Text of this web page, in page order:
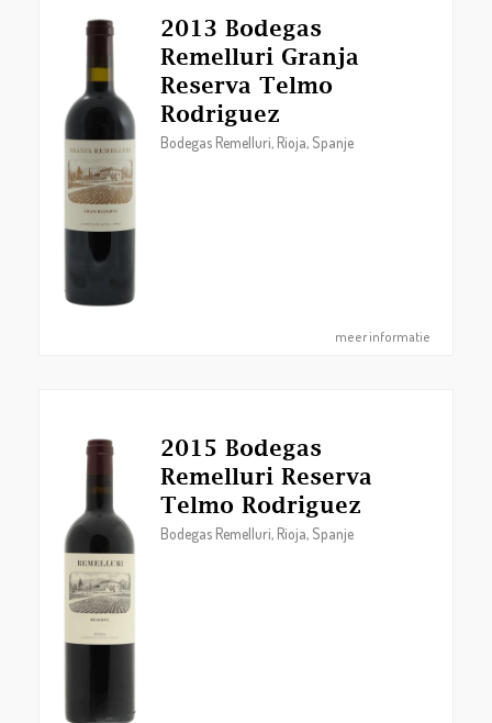
2013 Bodegas
Remelluri Granja
Reserva Telmo
Rodriguez
Bodegas Remelluri, Rioja, Spanje
meer informatie
2015 Bodegas
Remelluri Reserva
Telmo Rodriguez
Bodegas Remelluri, Rioja, Spanje